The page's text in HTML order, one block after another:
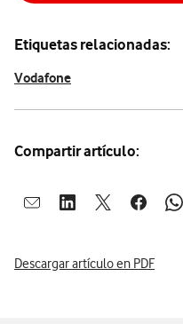
Etiquetas relacionadas:
Vodafone
Compartir artículo:
Abrir ventana para
Abrir ventana para
Abrir ventana
Abrir
Descargar artículo en PDF